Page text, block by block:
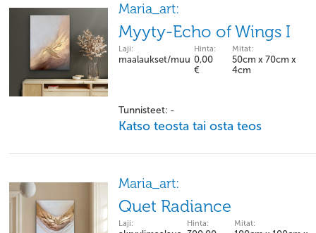
Maria_art:
Myyty-Echo of Wings I
Laji:
maalaukset/muu
Hinta:
0,00
€
Mitat:
50cm x 70cm x
4cm
Tunnisteet: -
Katso teosta tai osta teos
Maria_art:
Quet Radiance
Laji: Hinta: Mitat: